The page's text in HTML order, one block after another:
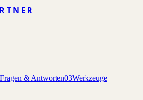
Fragen & Antworten03Werkzeuge